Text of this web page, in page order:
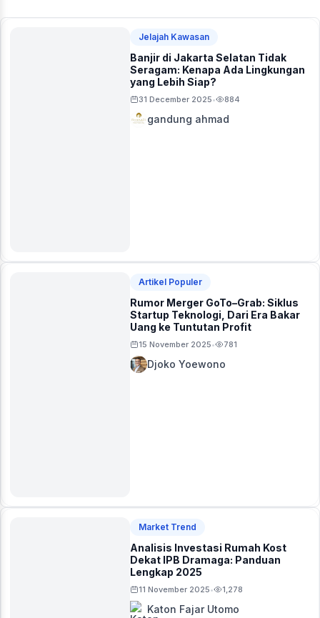
Jelajah Kawasan
Banjir di Jakarta Selatan Tidak
Seragam: Kenapa Ada Lingkungan
yang Lebih Siap?
31 December 2025• 884
gandung ahmad
Artikel Populer
Rumor Merger GoTo–Grab: Siklus
Startup Teknologi, Dari Era Bakar
Uang ke Tuntutan Profit
15 November 2025• 781
Djoko Yoewono
Market Trend
Analisis Investasi Rumah Kost
Dekat IPB Dramaga: Panduan
Lengkap 2025
11 November 2025• 1,278
Katon Fajar Utomo